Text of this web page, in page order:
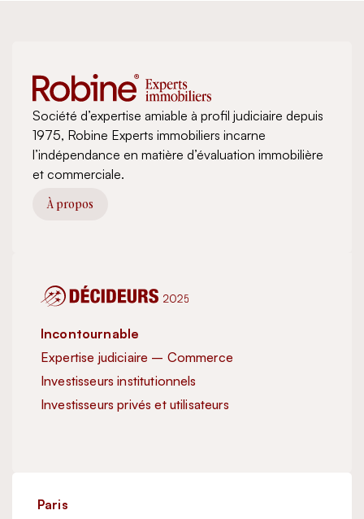
Société d’expertise amiable à profil judiciaire depuis
1975, Robine Experts immobiliers incarne
l’indépendance en matière d’évaluation immobilière
et commerciale.
À propos
Incontournable
Expertise judiciaire – Commerce
Investisseurs institutionnels
Investisseurs privés et utilisateurs
Paris